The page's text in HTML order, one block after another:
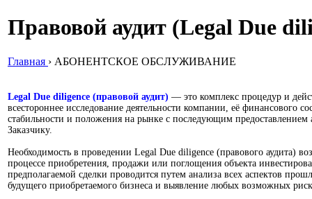
Правовой аудит (Legal Due
Главная › АБОНЕНТСКОЕ ОБСЛУЖИВАНИЕ
Legal Due diligence (правовой аудит) — это комплекс процедур и
всестороннее исследование деятельности компании, её финансового
стабильности и положения на рынке с последующим предоставлением
Заказчику.
Необходимость в проведении Legal Due diligence (правового аудита)
процессе приобретения, продажи или поглощения объекта
предполагаемой сделки проводится путем анализа всех аспектов
будущего приобретаемого бизнеса и выявление любых возможных